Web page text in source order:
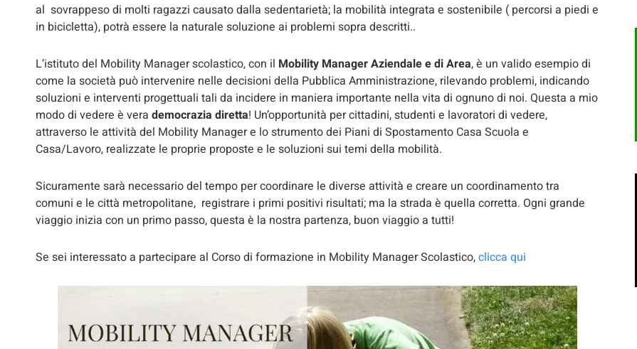
al sovrappeso di molti ragazzi causato dalla sedentarietà; la mobilità integrata e sostenibile ( percorsi a piedi e
in bicicletta), potrà essere la naturale soluzione ai problemi sopra descritti..
L’istituto del Mobility Manager scolastico, con il Mobility Manager Aziendale e di Area, è un valido esempio di
come la società può intervenire nelle decisioni della Pubblica Amministrazione, rilevando problemi, indicando
soluzioni e interventi progettuali tali da incidere in maniera importante nella vita di ognuno di noi. Questa a mio
modo di vedere è vera democrazia diretta! Un’opportunità per cittadini, studenti e lavoratori di vedere,
attraverso le attività del Mobility Manager e lo strumento dei Piani di Spostamento Casa Scuola e
Casa/Lavoro, realizzate le proprie proposte e le soluzioni sui temi della mobilità.
Sicuramente sarà necessario del tempo per coordinare le diverse attività e creare un coordinamento tra
comuni e le città metropolitane, registrare i primi positivi risultati; ma la strada è quella corretta. Ogni grande
viaggio inizia con un primo passo, questa è la nostra partenza, buon viaggio a tutti!
Se sei interessato a partecipare al Corso di formazione in Mobility Manager Scolastico,clicca qui